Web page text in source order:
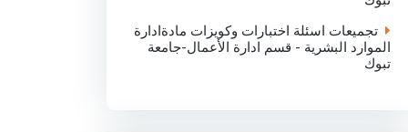
تجميعات اسئلة اختبارات وكويزات مادةادارة
الموارد البشرية - قسم ادارة الأعمال-جامعة
تبوك